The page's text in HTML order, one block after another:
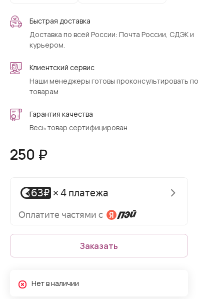
Быстрая доставка
Доставка по всей России: Почта России, СДЭК и
курьером.
Клиентский сервис
Наши менеджеры готовы проконсультировать по
товарам
Гарантия качества
Весь товар сертифицирован
250 ₽
Заказать
Нет в наличии